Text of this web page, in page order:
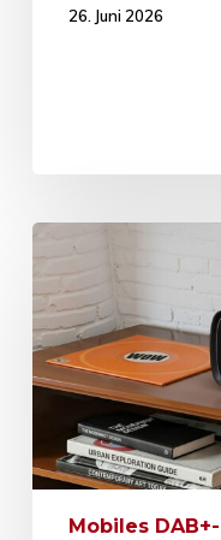
26. Juni 2026
Mobiles